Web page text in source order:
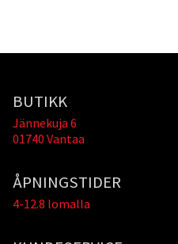
BUTIKK
Jännekuja 6
01740 Vantaa
ÅPNINGSTIDER
4-12.8 lomalla